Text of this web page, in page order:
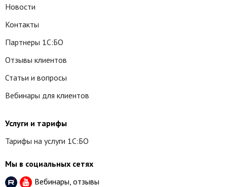
Новости
Контакты
Партнеры 1С:БО
Отзывы клиентов
Статьи и вопросы
Вебинары для клиентов
Услуги и тарифы
Тарифы на услуги 1С:БО
Мы в социальных сетях
Вебинары, отзывы